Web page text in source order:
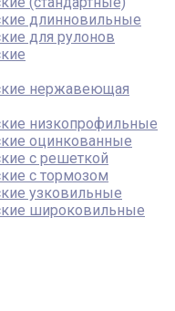
длинновильные
для рулонов
нержавеющая
низкопрофильные
оцинкованные
с решеткой
с тормозом
узковильные
широковильные